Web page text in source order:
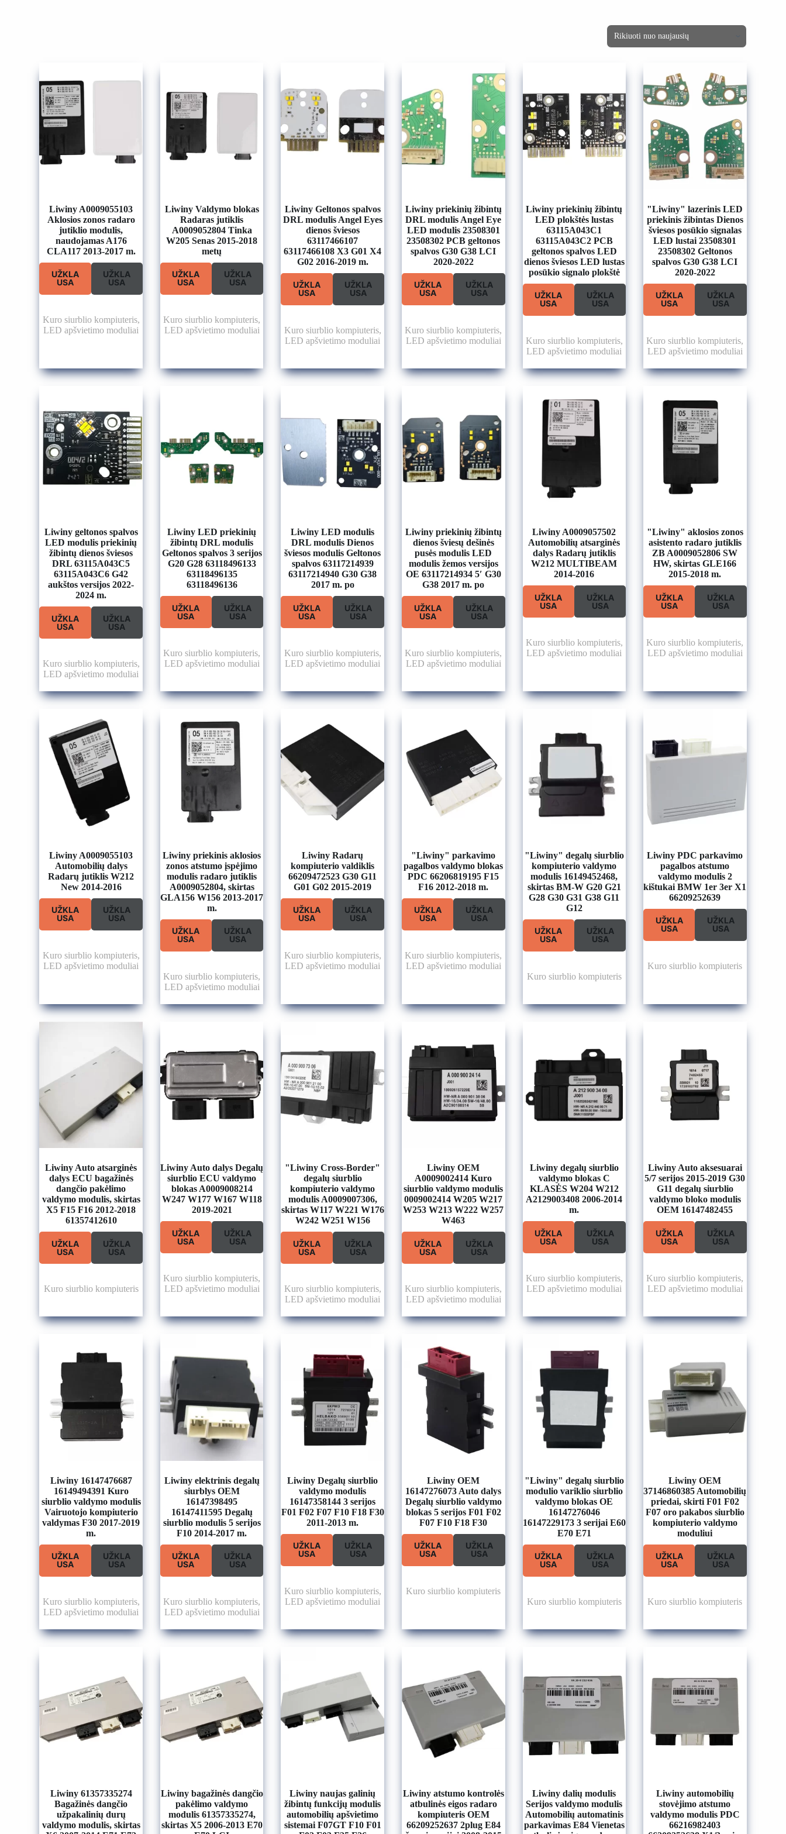
Liwiny A0009055103
Aklosios zonos radaro
jutiklio modulis,
naudojamas A176
CLA117 2013-2017 m.
UŽKLA
USA
UŽKLA
USA
Kuro siurblio kompiuteris,
LED apšvietimo moduliai
Liwiny Valdymo blokas
Radaras jutiklis
A0009052804 Tinka
W205 Senas 2015-2018
metų
UŽKLA
USA
UŽKLA
USA
Kuro siurblio kompiuteris,
LED apšvietimo moduliai
Liwiny Geltonos spalvos
DRL modulis Angel Eyes
dienos šviesos
63117466107
63117466108 X3 G01 X4
G02 2016-2019 m.
UŽKLA
USA
UŽKLA
USA
Kuro siurblio kompiuteris,
LED apšvietimo moduliai
Liwiny priekinių žibintų
DRL modulis Angel Eye
LED modulis 23508301
23508302 PCB geltonos
spalvos G30 G38 LCI
2020-2022
UŽKLA
USA
UŽKLA
USA
Kuro siurblio kompiuteris,
LED apšvietimo moduliai
Liwiny priekinių žibintų
LED plokštės lustas
63115A043C1
63115A043C2 PCB
geltonos spalvos LED
dienos šviesos LED lustas
posūkio signalo plokštė
UŽKLA
USA
UŽKLA
USA
Kuro siurblio kompiuteris,
LED apšvietimo moduliai
"Liwiny" lazerinis LED
priekinis žibintas Dienos
šviesos posūkio signalas
LED lustai 23508301
23508302 Geltonos
spalvos G30 G38 LCI
2020-2022
UŽKLA
USA
UŽKLA
USA
Kuro siurblio kompiuteris,
LED apšvietimo moduliai
Liwiny geltonos spalvos
LED modulis priekinių
žibintų dienos šviesos
DRL 63115A043C5
63115A043C6 G42
aukštos versijos 2022-
2024 m.
UŽKLA
USA
UŽKLA
USA
Kuro siurblio kompiuteris,
LED apšvietimo moduliai
Liwiny LED priekinių
žibintų DRL modulis
Geltonos spalvos 3 serijos
G20 G28 63118496133
63118496135
63118496136
UŽKLA
USA
UŽKLA
USA
Kuro siurblio kompiuteris,
LED apšvietimo moduliai
Liwiny LED modulis
DRL modulis Dienos
šviesos modulis Geltonos
spalvos 63117214939
63117214940 G30 G38
2017 m. po
UŽKLA
USA
UŽKLA
USA
Kuro siurblio kompiuteris,
LED apšvietimo moduliai
Liwiny priekinių žibintų
dienos šviesų dešinės
pusės modulis LED
modulis žemos versijos
OE 63117214934 5′ G30
G38 2017 m. po
UŽKLA
USA
UŽKLA
USA
Kuro siurblio kompiuteris,
LED apšvietimo moduliai
Liwiny A0009057502
Automobilių atsarginės
dalys Radarų jutiklis
W212 MULTIBEAM
2014-2016
UŽKLA
USA
UŽKLA
USA
Kuro siurblio kompiuteris,
LED apšvietimo moduliai
"Liwiny" aklosios zonos
asistento radaro jutiklis
ZB A0009052806 SW
HW, skirtas GLE166
2015-2018 m.
UŽKLA
USA
UŽKLA
USA
Kuro siurblio kompiuteris,
LED apšvietimo moduliai
Liwiny A0009055103
Automobilių dalys
Radarų jutiklis W212
New 2014-2016
UŽKLA
USA
UŽKLA
USA
Kuro siurblio kompiuteris,
LED apšvietimo moduliai
Liwiny priekinis aklosios
zonos atstumo įspėjimo
modulis radaro jutiklis
A0009052804, skirtas
GLA156 W156 2013-2017
m.
UŽKLA
USA
UŽKLA
USA
Kuro siurblio kompiuteris,
LED apšvietimo moduliai
Liwiny Radarų
kompiuterio valdiklis
66209472523 G30 G11
G01 G02 2015-2019
UŽKLA
USA
UŽKLA
USA
Kuro siurblio kompiuteris,
LED apšvietimo moduliai
"Liwiny" parkavimo
pagalbos valdymo blokas
PDC 66206819195 F15
F16 2012-2018 m.
UŽKLA
USA
UŽKLA
USA
Kuro siurblio kompiuteris,
LED apšvietimo moduliai
"Liwiny" degalų siurblio
kompiuterio valdymo
modulis 16149452468,
skirtas BM-W G20 G21
G28 G30 G31 G38 G11
G12
UŽKLA
USA
UŽKLA
USA
Kuro siurblio kompiuteris
Liwiny PDC parkavimo
pagalbos atstumo
valdymo modulis 2
kištukai BMW 1er 3er X1
66209252639
UŽKLA
USA
UŽKLA
USA
Kuro siurblio kompiuteris
Liwiny Auto atsarginės
dalys ECU bagažinės
dangčio pakėlimo
valdymo modulis, skirtas
X5 F15 F16 2012-2018
61357412610
UŽKLA
USA
UŽKLA
USA
Kuro siurblio kompiuteris
Liwiny Auto dalys Degalų
siurblio ECU valdymo
blokas A0009008214
W247 W177 W167 W118
2019-2021
UŽKLA
USA
UŽKLA
USA
Kuro siurblio kompiuteris,
LED apšvietimo moduliai
"Liwiny Cross-Border"
degalų siurblio
kompiuterio valdymo
modulis A0009007306,
skirtas W117 W221 W176
W242 W251 W156
UŽKLA
USA
UŽKLA
USA
Kuro siurblio kompiuteris,
LED apšvietimo moduliai
Liwiny OEM
A0009002414 Kuro
siurblio valdymo modulis
0009002414 W205 W217
W253 W213 W222 W257
W463
UŽKLA
USA
UŽKLA
USA
Kuro siurblio kompiuteris,
LED apšvietimo moduliai
Liwiny degalų siurblio
valdymo blokas C
KLASĖS W204 W212
A2129003408 2006-2014
m.
UŽKLA
USA
UŽKLA
USA
Kuro siurblio kompiuteris,
LED apšvietimo moduliai
Liwiny Auto aksesuarai
5/7 serijos 2015-2019 G30
G11 degalų siurblio
valdymo bloko modulis
OEM 16147482455
UŽKLA
USA
UŽKLA
USA
Kuro siurblio kompiuteris,
LED apšvietimo moduliai
Liwiny 16147476687
16149494391 Kuro
siurblio valdymo modulis
Vairuotojo kompiuterio
valdymas F30 2017-2019
m.
UŽKLA
USA
UŽKLA
USA
Kuro siurblio kompiuteris,
LED apšvietimo moduliai
Liwiny elektrinis degalų
siurblys OEM
16147398495
16147411595 Degalų
siurblio modulis 5 serijos
F10 2014-2017 m.
UŽKLA
USA
UŽKLA
USA
Kuro siurblio kompiuteris,
LED apšvietimo moduliai
Liwiny Degalų siurblio
valdymo modulis
16147358144 3 serijos
F01 F02 F07 F10 F18 F30
2011-2013 m.
UŽKLA
USA
UŽKLA
USA
Kuro siurblio kompiuteris,
LED apšvietimo moduliai
Liwiny OEM
16147276073 Auto dalys
Degalų siurblio valdymo
blokas 5 serijos F01 F02
F07 F10 F18 F30
UŽKLA
USA
UŽKLA
USA
Kuro siurblio kompiuteris
"Liwiny" degalų siurblio
modulio variklio siurblio
valdymo blokas OE
16147276046
16147229173 3 serijai E60
E70 E71
UŽKLA
USA
UŽKLA
USA
Kuro siurblio kompiuteris
Liwiny OEM
37146860385 Automobilių
priedai, skirti F01 F02
F07 oro pakabos siurblio
kompiuterio valdymo
moduliui
UŽKLA
USA
UŽKLA
USA
Kuro siurblio kompiuteris
Liwiny 61357335274
Bagažinės dangčio
užpakalinių durų
valdymo modulis, skirtas
Liwiny bagažinės dangčio
pakėlimo valdymo
modulis 61357335274,
skirtas X5 2006-2013 E70
Liwiny naujas galinių
žibintų funkcijų modulis
automobilių apšvietimo
sistemai F07GT F10 F01
Liwiny atstumo kontrolės
atbulinės eigos radaro
kompiuteris OEM
66209252637 2plug E84
Liwiny dalių modulis
Serijos valdymo modulis
Automobilių automatinis
parkavimas E84 Vienetas
Liwiny automobilių
stovėjimo atstumo
valdymo modulis PDC
66216982403